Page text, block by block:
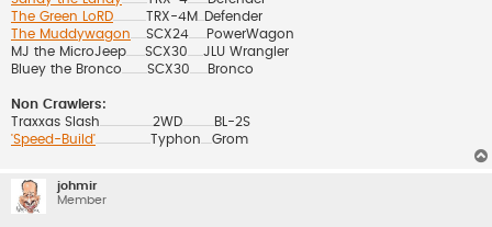
....................... ..................
The Green LoRD..............................TRX-4M ...... Defender
The Muddywagon ..............SCX24................ PowerWagon
MJ the MicroJeep.................SCX30 ..............JLU Wrangler
Bluey the Bronco .......................SCX30 ................ Bronco
Non Crawlers:
Traxxas Slash ................................................2WD............................. BL-2S
'Speed-Build'..................................................Typhon ..........Grom
johmir
Member